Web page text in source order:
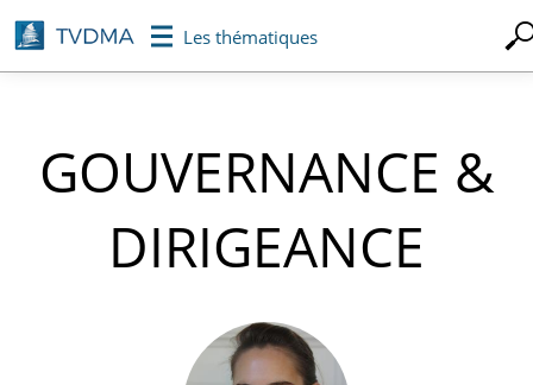
Aller
au
contenu
Les thématiques
GOUVERNANCE &
DIRIGEANCE